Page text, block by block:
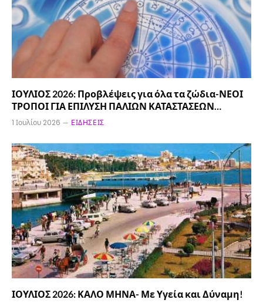
ΙΟΥΛΙΟΣ 2026: Προβλέψεις για όλα τα ζώδια-ΝΕΟΙ
ΤΡΟΠΟΙ ΓΙΑ ΕΠΙΛΥΣΗ ΠΑΛΙΩΝ ΚΑΤΑΣΤΑΣΕΩΝ…
1 Ιουλίου 2026 ΕΙΔΉΣΕΙΣ
ΙΟΥΛΙΟΣ 2026: ΚΑΛΟ ΜΗΝΑ- Με Υγεία και Δύναμη!